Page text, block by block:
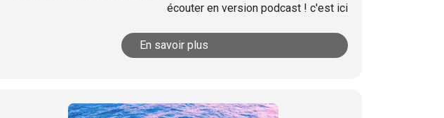
écouter en version podcast ! c'est ici
En savoir plus